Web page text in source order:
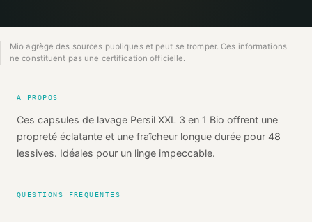
Mio agrège des sources publiques et peut se tromper. Ces informations
ne constituent pas une certification officielle.
À PROPOS
Ces capsules de lavage Persil XXL 3 en 1 Bio offrent une
propreté éclatante et une fraîcheur longue durée pour 48
lessives. Idéales pour un linge impeccable.
QUESTIONS FRÉQUENTES